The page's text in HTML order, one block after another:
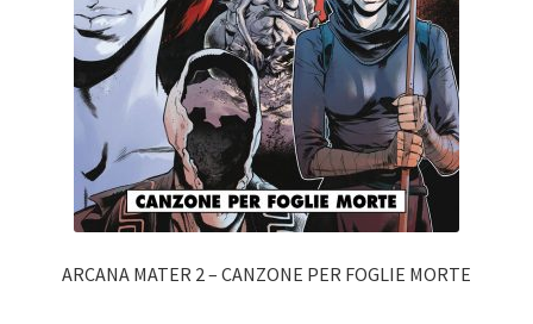
ARCANA MATER 2 – CANZONE PER FOGLIE MORTE